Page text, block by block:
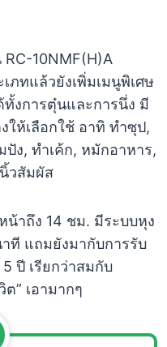
10NMF(H)A
ภทแล้วยังเพิ่มเมนูพิเศษ
งการตุ๋นและการนึ่ง มี
ให้เลือกใช้ อาทิ ทำซุป,
ง, ทำเค้ก, หมักอาหาร,
วสัมผัส
น้าถึง 14 ชม. มีระบบหุง
ที แถมยังมากับการรับ
ปี เรียกว่าสมกับ
” เอามากๆ